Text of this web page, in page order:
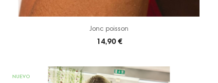
Jonc poisson
14,90 €
NUEVO